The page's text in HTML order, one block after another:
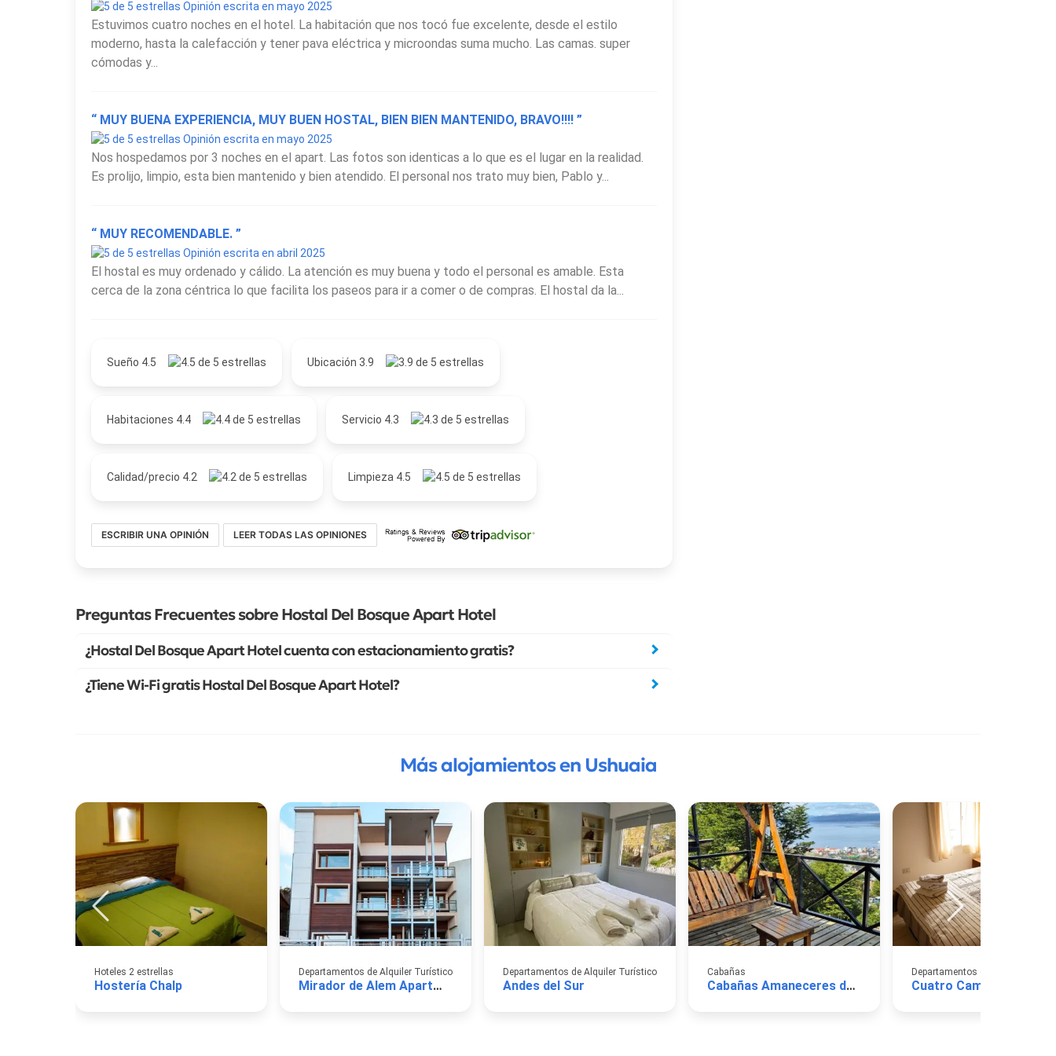
Opinión escrita en mayo 2025
Estuvimos cuatro noches en el hotel. La habitación que nos tocó fue excelente, desde el estilo
moderno, hasta la calefacción y tener pava eléctrica y microondas suma mucho. Las camas. super
cómodas y...
“ MUY BUENA EXPERIENCIA, MUY BUEN HOSTAL, BIEN BIEN MANTENIDO, BRAVO!!!! ”
Opinión escrita en mayo 2025
Nos hospedamos por 3 noches en el apart. Las fotos son identicas a lo que es el lugar en la realidad.
Es prolijo, limpio, esta bien mantenido y bien atendido. El personal nos trato muy bien, Pablo y...
“ MUY RECOMENDABLE. ”
Opinión escrita en abril 2025
El hostal es muy ordenado y cálido. La atención es muy buena y todo el personal es amable. Esta
cerca de la zona céntrica lo que facilita los paseos para ir a comer o de compras. El hostal da la...
Sueño 4.5 Ubicación 3.9
Habitaciones 4.4 Servicio 4.3
Calidad/precio 4.2 Limpieza 4.5
ESCRIBIR UNA OPINIÓN LEER TODAS LAS OPINIONES
Preguntas Frecuentes sobre Hostal Del Bosque Apart Hotel
¿Hostal Del Bosque Apart Hotel cuenta con estacionamiento gratis?
¿Tiene Wi-Fi gratis Hostal Del Bosque Apart Hotel?
Más alojamientos en Ushuaia
Hoteles 2 estrellas
Hostería Chalp
Departamentos de Alquiler Turístico
Mirador de Alem Apartments
Departamentos de Alquiler Turístico
Andes del Sur
Cabañas
Cabañas Amaneceres del Beagle
Departamentos de Alquiler
Cuatro Caminos